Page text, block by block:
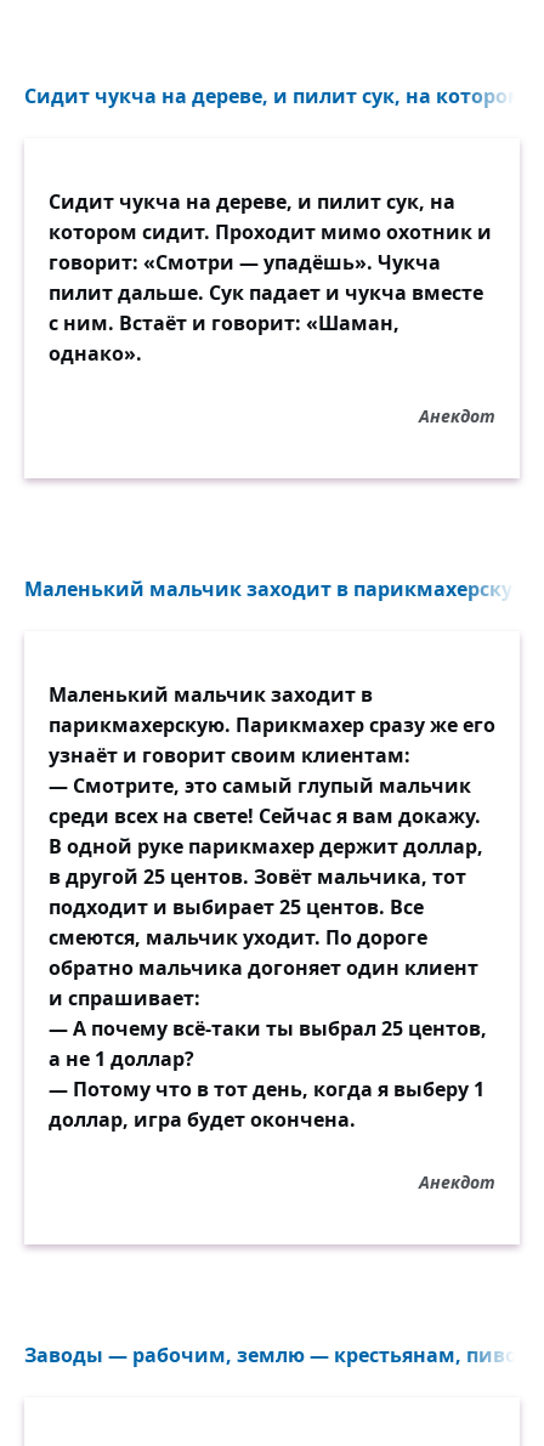
Сидит чукча на дереве, и пилит сук, на котором
Сидит чукча на дереве, и пилит сук, на
котором сидит. Проходит мимо охотник и
говорит: «Смотри — упадёшь». Чукча
пилит дальше. Сук падает и чукча вместе
с ним. Встаёт и говорит: «Шаман,
однако».
Анекдот
Маленький мальчик заходит в парикмахерскую.
Маленький мальчик заходит в
парикмахерскую. Парикмахер сразу же его
узнаёт и говорит своим клиентам:
— Смотрите, это самый глупый мальчик
среди всех на свете! Сейчас я вам докажу.
В одной руке парикмахер держит доллар,
в другой 25 центов. Зовёт мальчика, тот
подходит и выбирает 25 центов. Все
смеются, мальчик уходит. По дороге
обратно мальчика догоняет один клиент
и спрашивает:
— А почему всё-таки ты выбрал 25 центов,
а не 1 доллар?
— Потому что в тот день, когда я выберу 1
доллар, игра будет окончена.
Анекдот
Заводы — рабочим, землю — крестьянам, пиво